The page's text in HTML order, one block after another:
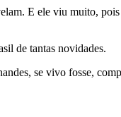
E ele viu muito,
de tantas novidades.
se vivo fosse,